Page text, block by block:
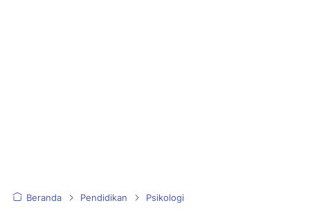
Beranda Pendidikan Psikologi